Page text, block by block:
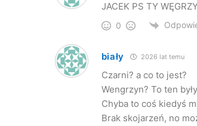
JACEK PS TY
0
biały 2026 lat temu
Czarni? a co to jest?
Wengrzyn? To ten
Chyba to coś kiedyś
Brak skojarzeń, no